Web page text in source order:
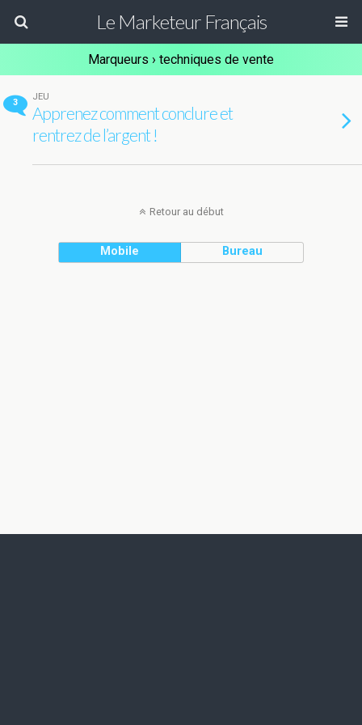
Le Marketeur Français
Marqueurs › techniques de vente
3
JEU
Apprenez comment conclure et
rentrez de l’argent !
Retour au début
Mobile Bureau